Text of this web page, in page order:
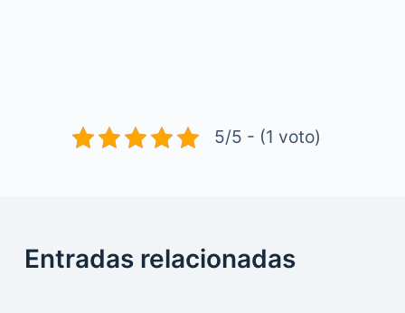
5/5 - (1 voto)
Entradas relacionadas